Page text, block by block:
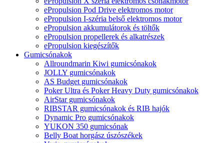
ePropulsion Pod Drive elektromos motor
ePropulsion I-széria belső elektromos motor
ePropulsion akkumulátorok és töltők
ePropulsion propellerek és alkatrészek
ePropulsion kiegészítők
Gumicsónakok
Allroundmarin Kiwi gumicsónakok
JOLLY gumicsónakok
AS Budget gumicsónakok
Poker Ultra és Poker Heavy Duty gumicsónakok
AirStar gumicsónakok
RIBSTAR gumicsónakok és RIB hajók
Dynamic Pro gumicsónakok
YUKON 350 gumicsónak
Belly Boat horgász úszószékek